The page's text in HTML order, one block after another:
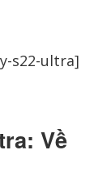
s22-ultra]
Về